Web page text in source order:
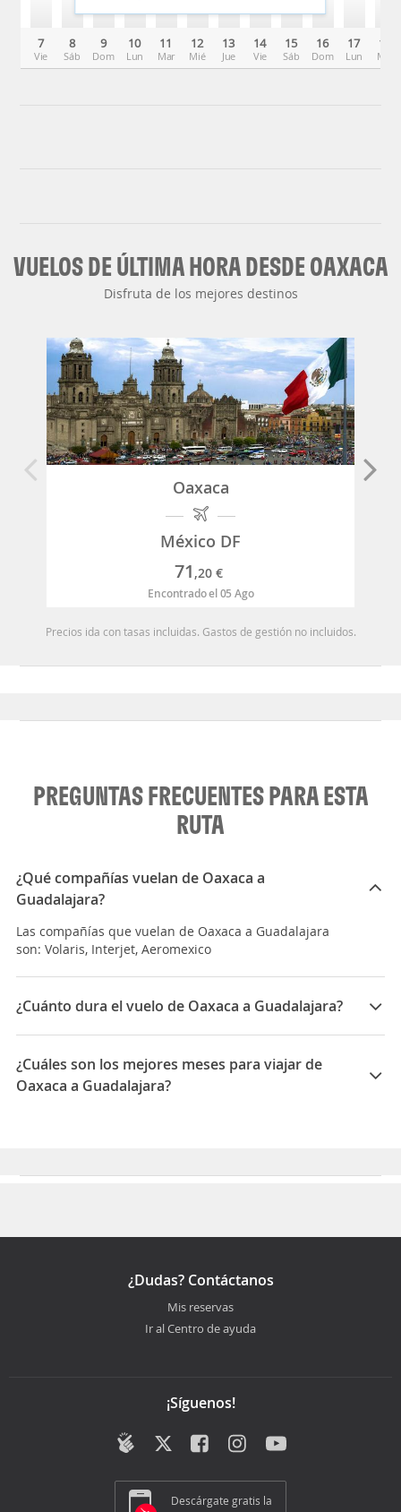
7
Vie
8
Sáb
9
Dom
10
Lun
11
Mar
12
Mié
13
Jue
14
Vie
15
Sáb
16
Dom
17
Lun
18
Mar
VUELOS DE ÚLTIMA HORA DESDE OAXACA
Disfruta de los mejores destinos
Oaxaca
México DF
71 ,20 €
Encontrado el 05 Ago
Precios ida con tasas incluidas. Gastos de gestión no incluidos.
PREGUNTAS FRECUENTES PARA ESTA
RUTA
¿Qué compañías vuelan de Oaxaca a
Guadalajara?
Las compañías que vuelan de Oaxaca a Guadalajara
son: Volaris, Interjet, Aeromexico
¿Cuánto dura el vuelo de Oaxaca a Guadalajara?
La duración media para viajar entre Oaxaca y
Guadalajara es 03:34
¿Cuáles son los mejores meses para viajar de
Oaxaca a Guadalajara?
¿Dudas? Contáctanos
Mis reservas
Ir al Centro de ayuda
¡Síguenos!
Descárgate gratis la